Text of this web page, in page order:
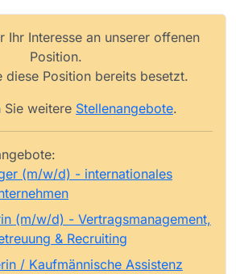
Ihr Interesse an unserer offenen
Position.
diese Position bereits besetzt.
Sie weitere Stellenangebote.
(m/w/d) - internationales
(m/w/d) - Vertragsmanagement,
& Recruiting
/ Kaufmännische Assistenz